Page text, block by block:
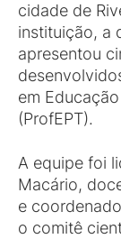
cidade de
instituição, a
apresentou
em
(ProfEPT).
A equipe foi
Macário,
e
o comitê